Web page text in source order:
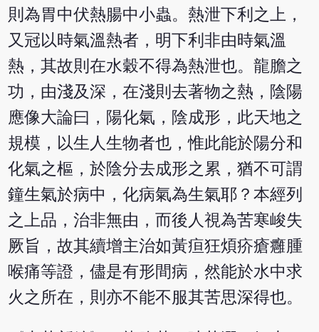
則為胃中伏熱腸中小蟲。熱泄下利之上，
又冠以時氣溫熱者，明下利非由時氣溫
熱，其故則在水穀不得為熱泄也。龍膽之
功，由淺及深，在淺則去著物之熱，陰陽
應像大論曰，陽化氣，陰成形，此天地之
規模，以生人生物者也，惟此能於陽分和
化氣之樞，於陰分去成形之累，猶不可謂
鐘生氣於病中，化病氣為生氣耶？本經列
之上品，治非無由，而後人視為苦寒峻失
厥旨，故其續增主治如黃疸狂煩疥瘡癰腫
喉痛等證，儘是有形間病，然能於水中求
火之所在，則亦不能不服其苦思深得也。